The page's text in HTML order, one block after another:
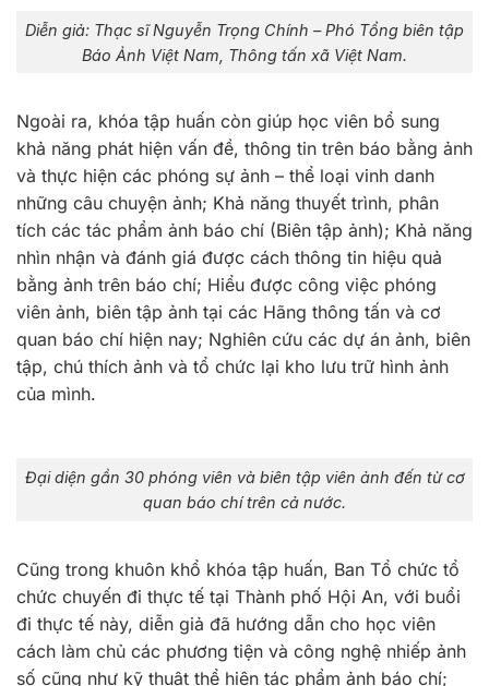
Diễn giả: Thạc sĩ Nguyễn Trọng Chính – Phó Tổng biên tập
Báo Ảnh Việt Nam, Thông tấn xã Việt Nam.
Ngoài ra, khóa tập huấn còn giúp học viên bổ sung
khả năng phát hiện vấn đề, thông tin trên báo bằng ảnh
và thực hiện các phóng sự ảnh – thể loại vinh danh
những câu chuyện ảnh; Khả năng thuyết trình, phân
tích các tác phẩm ảnh báo chí (Biên tập ảnh); Khả năng
nhìn nhận và đánh giá được cách thông tin hiệu quả
bằng ảnh trên báo chí; Hiểu được công việc phóng
viên ảnh, biên tập ảnh tại các Hãng thông tấn và cơ
quan báo chí hiện nay; Nghiên cứu các dự án ảnh, biên
tập, chú thích ảnh và tổ chức lại kho lưu trữ hình ảnh
của mình.
Đại diện gần 30 phóng viên và biên tập viên ảnh đến từ cơ
quan báo chí trên cả nước.
Cũng trong khuôn khổ khóa tập huấn, Ban Tổ chức tổ
chức chuyến đi thực tế tại Thành phố Hội An, với buổi
đi thực tế này, diễn giả đã hướng dẫn cho học viên
cách làm chủ các phương tiện và công nghệ nhiếp ảnh
số cũng như kỹ thuật thể hiện tác phẩm ảnh báo chí;